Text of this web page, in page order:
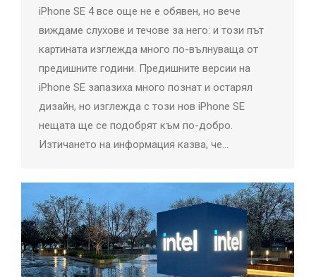
iPhone SE 4 все още не е обявен, но вече
виждаме слухове и течове за него: и този път
картината изглежда много по-вълнуваща от
предишните години. Предишните версии на
iPhone SE запазиха много познат и остарял
дизайн, но изглежда с този нов iPhone SE
нещата ще се подобрят към по-добро.
Изтичането на информация казва, че…